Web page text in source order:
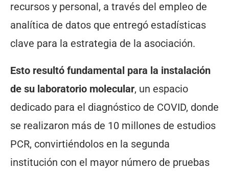
recursos y personal, a través del empleo de
analítica de datos que entregó estadísticas
clave para la estrategia de la asociación.
Esto resultó fundamental para la instalación
de su laboratorio molecular, un espacio
dedicado para el diagnóstico de COVID, donde
se realizaron más de 10 millones de estudios
PCR, convirtiéndolos en la segunda
institución con el mayor número de pruebas